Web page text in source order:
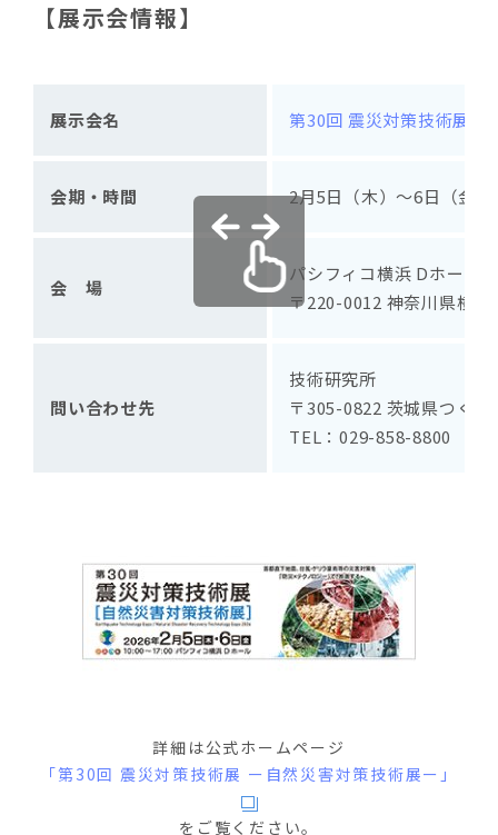
【展示会情報】
展示会名 第30回 震災対策技術展
会期・時間 2月5日（木）～6日（金
会 場
パシフィコ横浜 Dホール
〒220-0012 神奈川県横
問い合わせ先
技術研究所
〒305-0822 茨城県つく
TEL：029-858-8800
詳細は公式ホームページ
「第30回 震災対策技術展 ー自然災害対策技術展ー」
をご覧ください。